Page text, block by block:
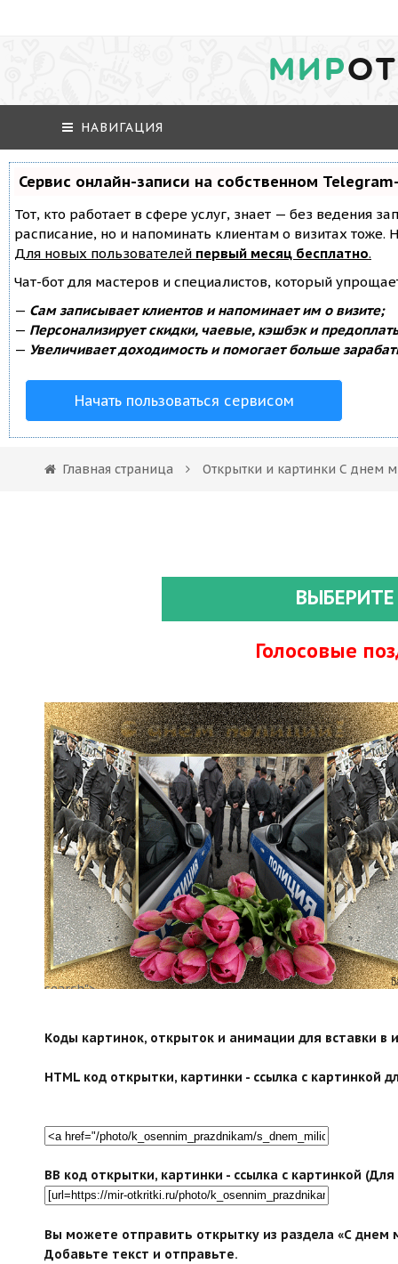
МИР
НАВИГАЦИЯ
Сервис онлайн-записи на собственном
Тот, кто работает в сфере услуг, знает — без ведения
расписание, но и напоминать клиентам о визитах
Для новых пользователей первый месяц бесплатно.
Чат-бот для мастеров и специалистов, который
— Сам записывает клиентов и напоминает им о визите;
— Персонализирует скидки, чаевые, кэшбэк и
— Увеличивает доходимость и помогает больше
Начать пользоваться сервисом
Главная страница Открытки и картинки С днем
Голосовые
search">
Коды картинок, открыток и анимации для вставки в
HTML код открытки, картинки - ссылка с картинкой
BB код открытки, картинки - ссылка с картинкой
Вы можете отправить открытку из раздела «С днем
Добавьте текст и отправьте.